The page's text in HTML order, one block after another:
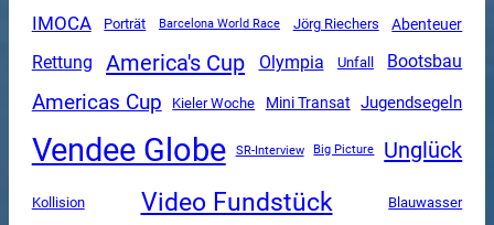
IMOCA Porträt Barcelona World Race Jörg Riechers Abenteuer
Rettung America's Cup Olympia Unfall Bootsbau
Americas Cup Kieler Woche Mini Transat Jugendsegeln
Vendee Globe SR-Interview Big Picture Unglück
Kollision Video Fundstück Blauwasser